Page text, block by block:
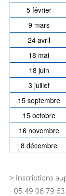
5 février
9 mars
24 avril
18 mai
18 juin
3 juillet
15 septembre
15 octobre
16 novembre
8 décembre
> Inscriptions
- 05 49 06 79 63